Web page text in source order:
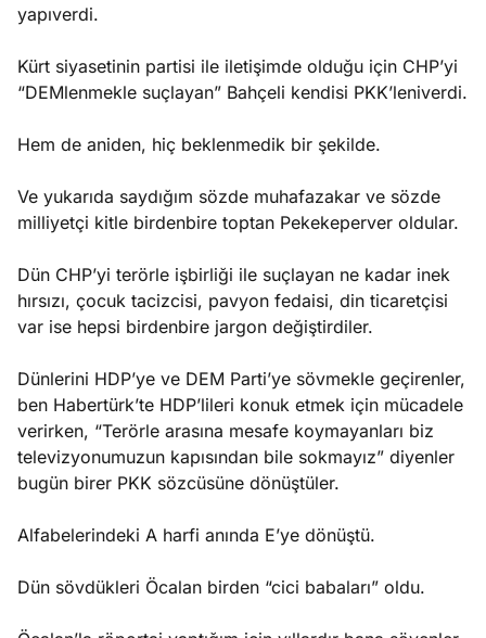
yapıverdi.
Kürt siyasetinin partisi ile iletişimde olduğu için CHP’yi
“DEMlenmekle suçlayan” Bahçeli kendisi PKK’leniverdi.
Hem de aniden, hiç beklenmedik bir şekilde.
Ve yukarıda saydığım sözde muhafazakar ve sözde
milliyetçi kitle birdenbire toptan Pekekeperver oldular.
Dün CHP’yi terörle işbirliği ile suçlayan ne kadar inek
hırsızı, çocuk tacizcisi, pavyon fedaisi, din ticaretçisi
var ise hepsi birdenbire jargon değiştirdiler.
Dünlerini HDP’ye ve DEM Parti’ye sövmekle geçirenler,
ben Habertürk’te HDP’lileri konuk etmek için mücadele
verirken, “Terörle arasına mesafe koymayanları biz
televizyonumuzun kapısından bile sokmayız” diyenler
bugün birer PKK sözcüsüne dönüştüler.
Alfabelerindeki A harfi anında E’ye dönüştü.
Dün sövdükleri Öcalan birden “cici babaları” oldu.